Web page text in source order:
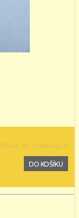
Přidat do oblíbených
DO KOŠÍKU